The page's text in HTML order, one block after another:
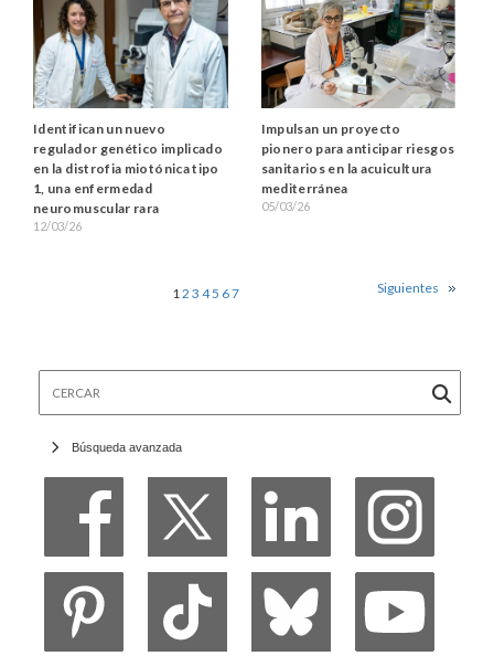
Identifican un nuevo
regulador genético implicado
en la distrofia miotónica tipo
1, una enfermedad
neuromuscular rara
12/03/26
Impulsan un proyecto
pionero para anticipar riesgos
sanitarios en la acuicultura
mediterránea
05/03/26
12 3 45 67 Siguientes
Búsqueda avanzada